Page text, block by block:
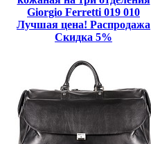
Giorgio Ferretti 019 010
Лучшая цена! Распродажа
Скидка 5%